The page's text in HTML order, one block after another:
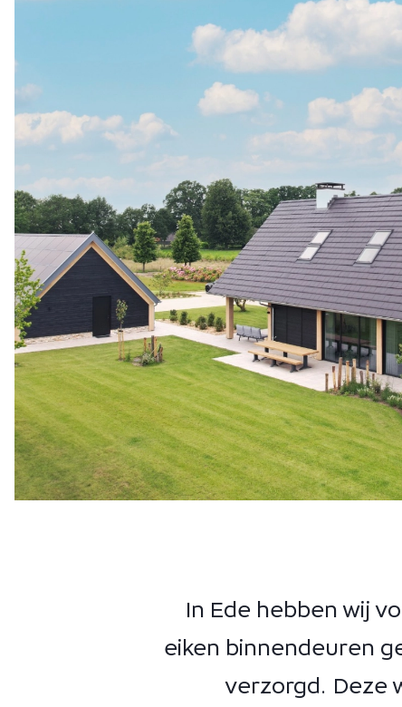
In Ede hebben wij
eiken binnendeuren
verzorgd. Deze